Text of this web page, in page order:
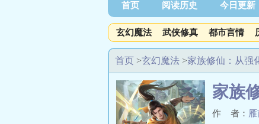
首页 阅读历史 今日更新
玄幻魔法 武侠修真 都市言情
首页 >玄幻魔法 >家族修仙：从强
家族
作 者：